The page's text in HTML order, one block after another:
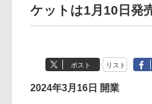
ケットは1月10日発
ポスト リスト
2024年3月16日 開業